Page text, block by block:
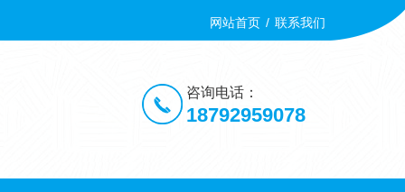
网站首页 / 联系我们
咨询电话：
18792959078